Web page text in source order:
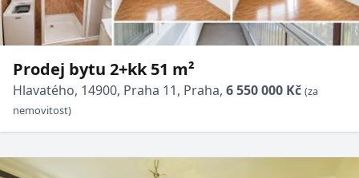
Prodej bytu 2+kk 51 m²
Hlavatého, 14900, Praha 11, Praha, 6 550 000 Kč (za
nemovitost)